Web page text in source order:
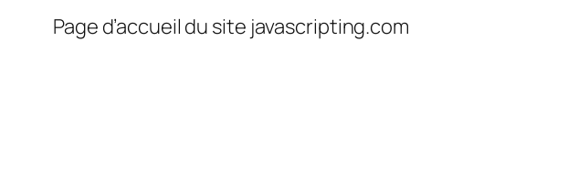
Page d’accueil du site javascripting.com